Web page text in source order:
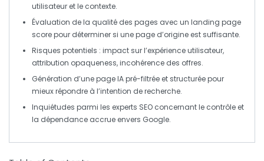
utilisateur et le contexte.
Évaluation de la qualité des pages avec un landing page
scorepour déterminer si une page d’origine est suffisante.
Risques potentiels : impact sur l’expérience utilisateur,
attribution opaqueness, incohérence des offres.
Génération d’une page IA pré-filtrée et structurée pour
mieux répondre à l’intention de recherche.
Inquiétudes parmi les experts SEO concernant le contrôle et
la dépendance accrue envers Google.